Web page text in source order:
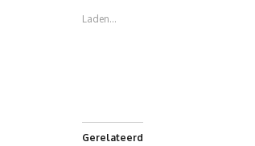
Laden...
Gerelateerd